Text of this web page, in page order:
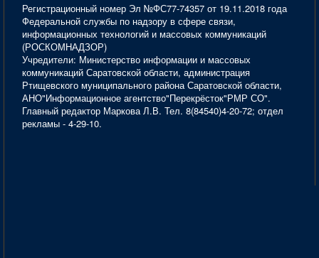
Регистрационный номер Эл №ФС77-74357 от 19.11.2018 года
Федеральной службы по надзору в сфере связи,
информационных технологий и массовых коммуникаций
(РОСКОМНАДЗОР)
Учредители: Министерство информации и массовых
коммуникаций Саратовской области, администрация
Ртищевского муниципального района Саратовской области,
АНО"Информационное агентство"Перекрёсток"РМР СО".
Главный редактор Маркова Л.В. Тел. 8(84540)4-20-72; отдел
рекламы - 4-29-10.